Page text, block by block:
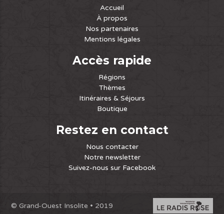
Accueil
À propos
Nos partenaires
Mentions légales
Accès rapide
Régions
Thèmes
Itinéraires & Séjours
Boutique
Restez en contact
Nous contacter
Notre newsletter
Suivez-nous sur Facebook
© Grand-Ouest Insolite • 2019